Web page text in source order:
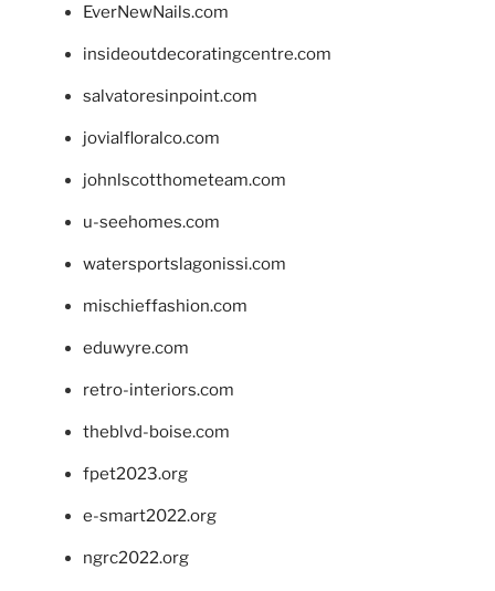
EverNewNails.com
insideoutdecoratingcentre.com
salvatoresinpoint.com
jovialfloralco.com
johnlscotthometeam.com
u-seehomes.com
watersportslagonissi.com
mischieffashion.com
eduwyre.com
retro-interiors.com
theblvd-boise.com
fpet2023.org
e-smart2022.org
ngrc2022.org